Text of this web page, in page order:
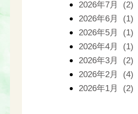
2026年7月 (2)
2026年6月 (1)
2026年5月 (1)
2026年4月 (1)
2026年3月 (2)
2026年2月 (4)
2026年1月 (2)